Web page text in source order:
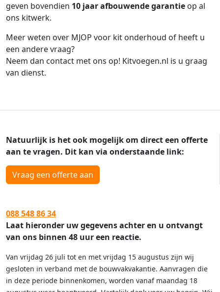
geven bovendien 10 jaar afbouwende garantie op al
ons kitwerk.
Meer weten over MJOP voor kit onderhoud of heeft u
een andere vraag?
Neem dan contact met ons op! Kitvoegen.nl is u graag
van dienst.
Natuurlijk is het ook mogelijk om direct een offerte
aan te vragen. Dit kan via onderstaande link:
Vraag een offerte aan
088 548 86 34
Laat hieronder uw gegevens achter en u ontvangt
van ons binnen 48 uur een reactie.
Van vrijdag 26 juli tot en met vrijdag 15 augustus zijn wij
gesloten in verband met de bouwvakvakantie. Aanvragen die
in deze periode binnenkomen, worden vanaf maandag 18